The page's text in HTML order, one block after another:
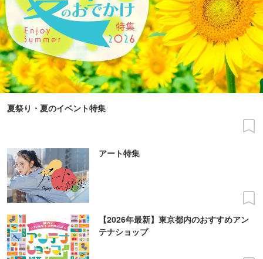
夏祭り・夏のイベント特集
アート特集
【2026年最新】東京都内のおすすめアン
テナショップ